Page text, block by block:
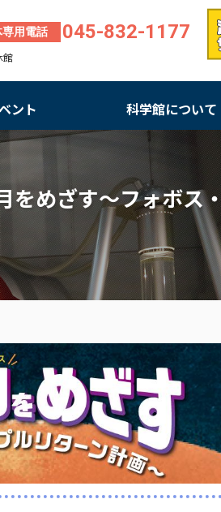
専用電話 045-832-1177
館
ント 科学館について
めざす～フォボス